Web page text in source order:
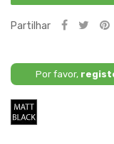
Partilhar
Por favor,